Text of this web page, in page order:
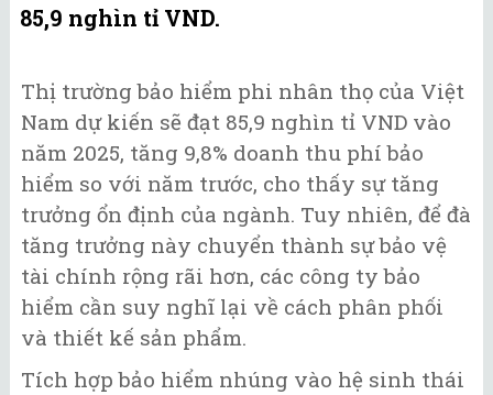
85,9 nghìn tỉ VND.
Thị trường bảo hiểm phi nhân thọ của Việt
Nam dự kiến sẽ đạt 85,9 nghìn tỉ VND vào
năm 2025, tăng 9,8% doanh thu phí bảo
hiểm so với năm trước, cho thấy sự tăng
trưởng ổn định của ngành. Tuy nhiên, để đà
tăng trưởng này chuyển thành sự bảo vệ
tài chính rộng rãi hơn, các công ty bảo
hiểm cần suy nghĩ lại về cách phân phối
và thiết kế sản phẩm.
Tích hợp bảo hiểm nhúng vào hệ sinh thái